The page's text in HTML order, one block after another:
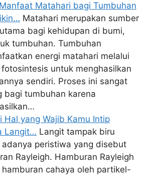
Matahari bagi Tumbuhan
Matahari merupakan sumber
bagi kehidupan di bumi,
tumbuhan. Tumbuhan
energi matahari melalui
untuk menghasilkan
sendiri. Proses ini sangat
bagi tumbuhan karena
Hal yang Wajib Kamu Intip
Langit… Langit tampak biru
adanya peristiwa yang disebut
Rayleigh. Hamburan Rayleigh
hamburan cahaya oleh partikel-